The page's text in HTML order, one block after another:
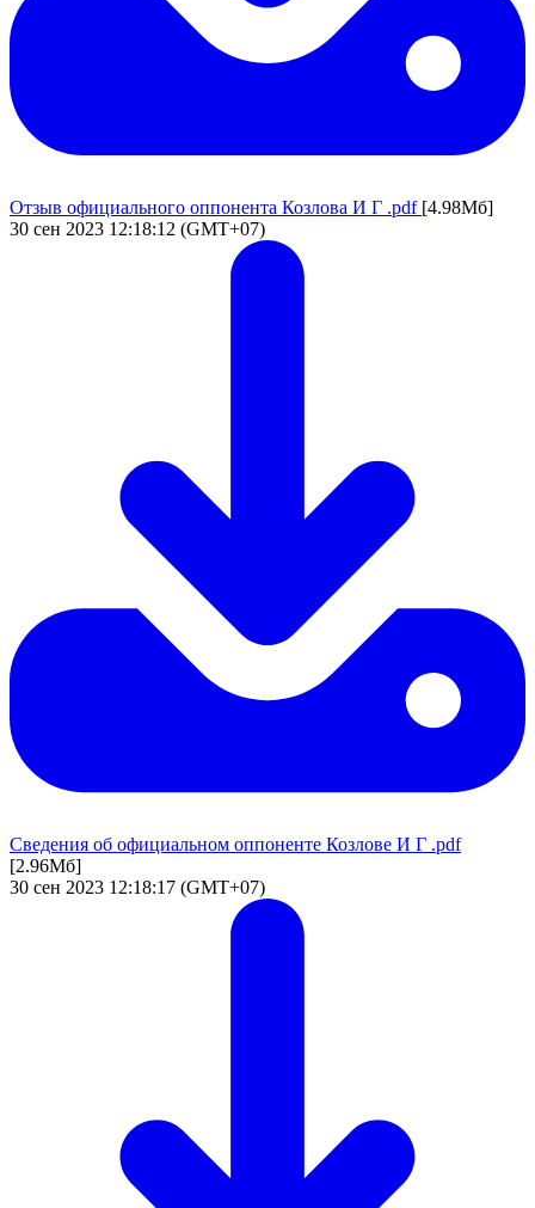
Отзыв официального оппонента Козлова И Г .pdf [4.98Мб]
30 сен 2023 12:18:12 (GMT+07)
Сведения об официальном оппоненте Козлове И Г .pdf
[2.96Мб]
30 сен 2023 12:18:17 (GMT+07)